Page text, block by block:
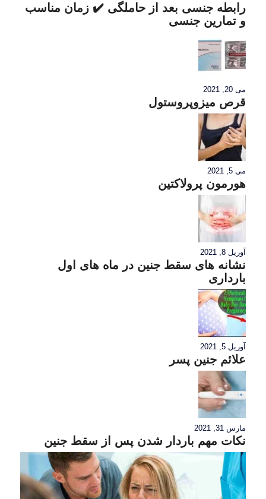
رابطه جنسی بعد از حاملگی ✔️ زمان مناسب
و تمارین جنسی
می 20, 2021
قرص میزوپروستول
می 5, 2021
هورمون پرولاکتین
آوریل 8, 2021
نشانه های سقط جنین در ماه های اول
بارداری
آوریل 5, 2021
علائم جنین پسر
مارس 31, 2021
نکات مهم باردار شدن پس از سقط جنین